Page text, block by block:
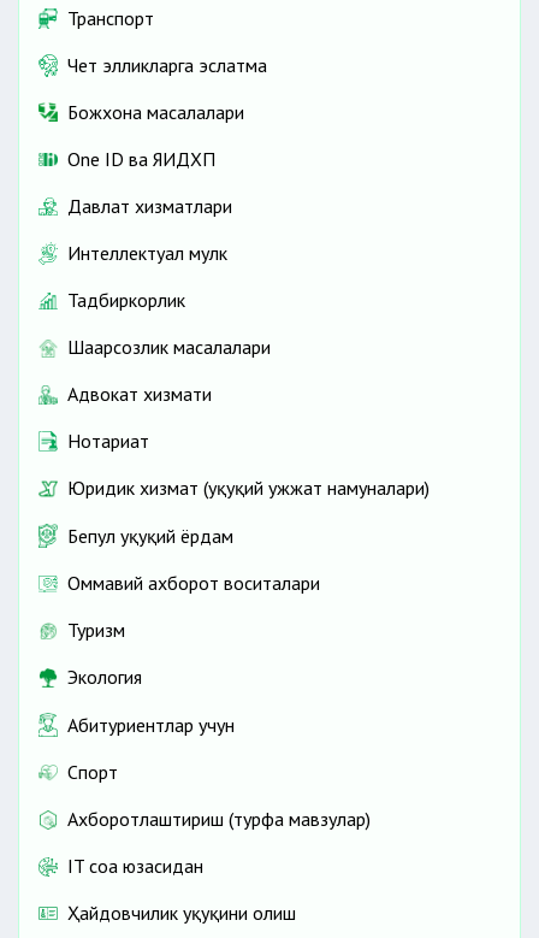
Транспорт
Чет элликларга эслатма
Божхона масалалари
One ID ва ЯИДХП
Давлат хизматлари
Интеллектуал мулк
Тадбиркорлик
Шаҳарсозлик масалалари
Адвокат хизмати
Нотариат
Юридик хизмат (ҳуқуқий ҳужжат намуналари)
Бепул ҳуқуқий ёрдам
Оммавий ахборот воситалари
Туризм
Экология
Абитуриентлар учун
Спорт
Ахборотлаштириш (турфа мавзулар)
IT соҳа юзасидан
Ҳайдовчилик ҳуқуқини олиш